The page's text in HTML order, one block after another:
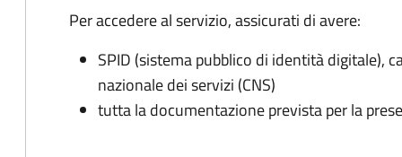
Per accedere al servizio, assicurati di avere:
SPID (sistema pubblico di identità digitale),
nazionale dei servizi (CNS)
tutta la documentazione prevista per la